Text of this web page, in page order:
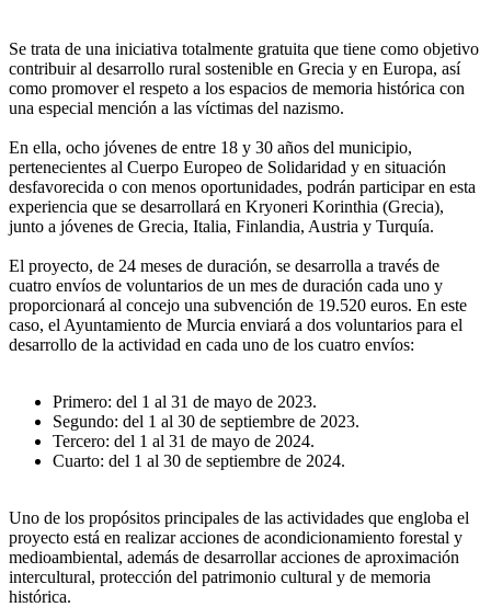
Se trata de una iniciativa totalmente gratuita que tiene como objetivo
contribuir al desarrollo rural sostenible en Grecia y en Europa, así
como promover el respeto a los espacios de memoria histórica con
una especial mención a las víctimas del nazismo.
En ella, ocho jóvenes de entre 18 y 30 años del municipio,
pertenecientes al Cuerpo Europeo de Solidaridad y en situación
desfavorecida o con menos oportunidades, podrán participar en esta
experiencia que se desarrollará en Kryoneri Korinthia (Grecia),
junto a jóvenes de Grecia, Italia, Finlandia, Austria y Turquía.
El proyecto, de 24 meses de duración, se desarrolla a través de
cuatro envíos de voluntarios de un mes de duración cada uno y
proporcionará al concejo una subvención de 19.520 euros. En este
caso, el Ayuntamiento de Murcia enviará a dos voluntarios para el
desarrollo de la actividad en cada uno de los cuatro envíos:
Primero: del 1 al 31 de mayo de 2023.
Segundo: del 1 al 30 de septiembre de 2023.
Tercero: del 1 al 31 de mayo de 2024.
Cuarto: del 1 al 30 de septiembre de 2024.
Uno de los propósitos principales de las actividades que engloba el
proyecto está en realizar acciones de acondicionamiento forestal y
medioambiental, además de desarrollar acciones de aproximación
intercultural, protección del patrimonio cultural y de memoria
histórica.